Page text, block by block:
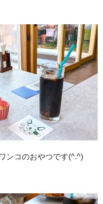
ンコのおやつです(^.^)